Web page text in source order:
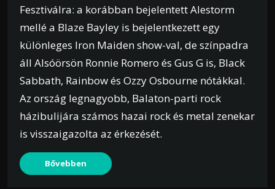
Fesztiválra: a korábban bejelentett Alestorm
mellé a Blaze Bayley is bejelentkezett egy
különleges Iron Maiden show-val, de színpadra
áll Alsóörsön Ronnie Romero és Gus G is, Black
Sabbath, Rainbow és Ozzy Osbourne nótákkal.
Az ország legnagyobb, Balaton-parti rock
házibulijára számos hazai rock és metal zenekar
is visszaigazolta az érkezését.
Bővebben